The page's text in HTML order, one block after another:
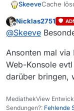
SkeeveCache
Es hilft
Java ist
Java™ SE
Java
Es muß
Offline
Nicklas2751
@Skeeve
Ansonten mal via
Web-Konsole
darüber bringen,
MediathekView
Sendungen?: Fehlende